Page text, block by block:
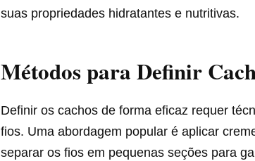
suas propriedades hidratantes e nutritivas.
Métodos para Definir
Definir os cachos de forma eficaz requer
fios. Uma abordagem popular é aplicar
separar os fios em pequenas seções para